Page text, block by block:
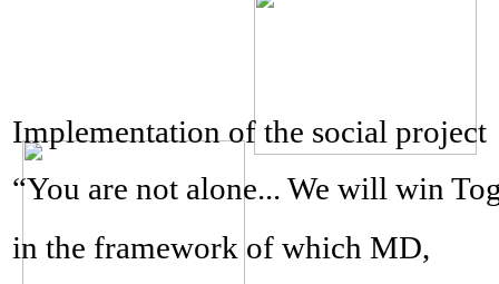
Implementation of the social project
“You are not alone... We will win
in the framework of which MD,